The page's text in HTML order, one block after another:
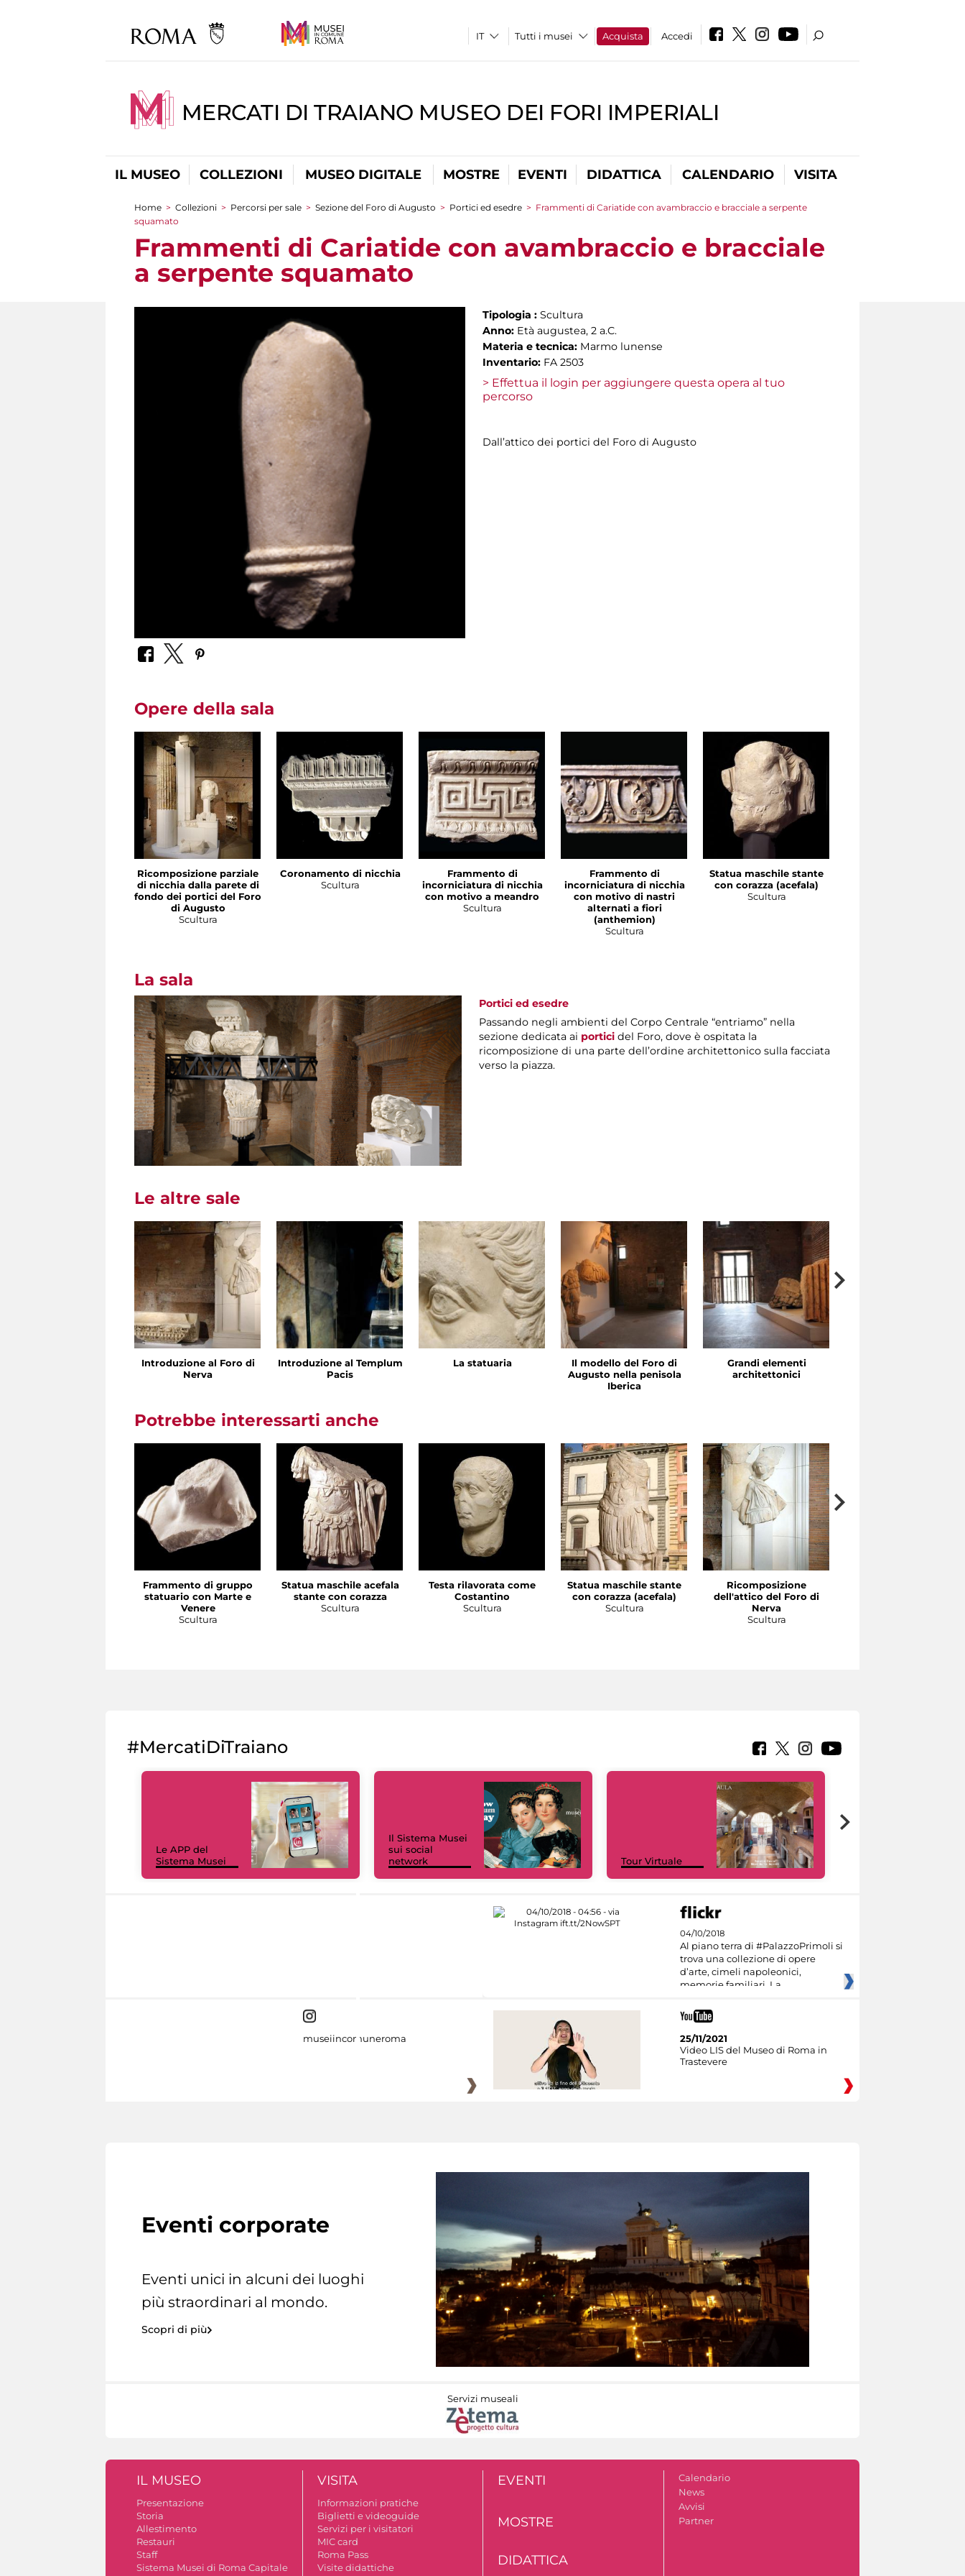
Tutti i musei Acquista Accedi
MERCATI DI TRAIANO MUSEO DEI FORI IMPERIALI
IL MUSEO COLLEZIONI MUSEO DIGITALE MOSTRE EVENTI DIDATTICA CALENDARIO VISITA
Tu sei qui
Home > Collezioni > Percorsi per sale > Sezione del Foro di Augusto > Portici ed esedre > Frammenti di Cariatide con avambraccio e bracciale a serpente
squamato
Frammenti di Cariatide con avambraccio e bracciale
a serpente squamato
Tipologia : Scultura
Anno: Età augustea, 2 a.C.
Materia e tecnica: Marmo lunense
Inventario: FA 2503
> Effettua il login per aggiungere questa opera al tuo
percorso
Dall’attico dei portici del Foro di Augusto
Opere della sala
Ricomposizione parziale
di nicchia dalla parete di
fondo dei portici del Foro
di Augusto
Scultura
Coronamento di nicchia
Scultura
Frammento di
incorniciatura di nicchia
con motivo a meandro
Scultura
Frammento di
incorniciatura di nicchia
con motivo di nastri
alternati a fiori
(anthemion)
Scultura
Statua maschile stante
con corazza (acefala)
Scultura
La sala
Portici ed esedre
Passando negli ambienti del Corpo Centrale “entriamo” nella
sezione dedicata ai portici del Foro, dove è ospitata la
ricomposizione di una parte dell’ordine architettonico sulla facciata
verso la piazza.
Le altre sale
Introduzione al Foro di
Nerva
Introduzione al Templum
Pacis
La statuaria
Il modello del Foro di
Augusto nella penisola
Iberica
Grandi elementi
architettonici
Potrebbe interessarti anche
Frammento di gruppo
statuario con Marte e
Venere
Scultura
Statua maschile acefala
stante con corazza
Scultura
Testa rilavorata come
Costantino
Scultura
Statua maschile stante
con corazza (acefala)
Scultura
Ricomposizione
dell'attico del Foro di
Nerva
Scultura
#MercatiDiTraiano
Le APP del
Sistema Musei
Il Sistema Musei
sui social
network
Tour Virtuale
04/10/2018
Al piano terra di #PalazzoPrimoli si
trova una collezione di opere
d’arte, cimeli napoleonici,
memorie familiari. La
museiincomuneroma
25/11/2021
Video LIS del Museo di Roma in
Trastevere
Eventi corporate
Eventi unici in alcuni dei luoghi
più straordinari al mondo.
Scopri di più
Servizi museali
IL MUSEO
Presentazione
Storia
Allestimento
Restauri
Staff
Sistema Musei di Roma Capitale
VISITA
Informazioni pratiche
Biglietti e videoguide
Servizi per i visitatori
MIC card
Roma Pass
Visite didattiche
EVENTI
MOSTRE
DIDATTICA
Calendario
News
Avvisi
Partner